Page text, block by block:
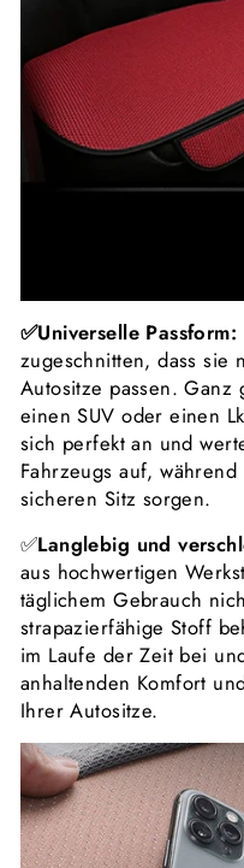
✅Universelle Passform:
zugeschnitten, dass sie
Autositze passen.
einen SUV oder einen
sich perfekt an und
Fahrzeugs auf,
sicheren Sitz sorgen.
✅Langlebig und
aus hochwertigen
täglichem Gebrauch
strapazierfähige Stoff
im Laufe der Zeit bei
anhaltenden Komfort
Ihrer Autositze.